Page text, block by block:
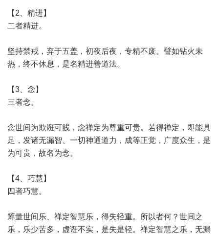
【2、精进】
二者精进。
坚持禁戒，弃于五盖，初夜后夜，专精不废。譬如钻火未
热，终不休息，是名精进善道法。
【3、念】
三者念。
念世间为欺诳可贱，念禅定为尊重可贵。若得禅定，即能具
足，发诸无漏智、一切神通道力，成等正觉，广度众生，是
为可贵，故名为念。
【4、巧慧】
四者巧慧。
筹量世间乐、禅定智慧乐，得失轻重。所以者何？世间之
乐，乐少苦多，虚诳不实，是失是轻。禅定智慧之乐，无漏